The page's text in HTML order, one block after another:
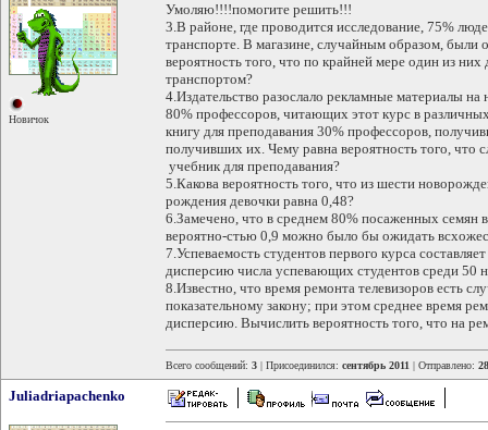
Новичок
Умоляю!!!!помогите решить!!!
3.В районе, где проводится исследование, 75%
транспорте. В магазине, случайным образом, были
вероятность того, что по крайней мере один из
транспортом?
4.Издательство разослало рекламные материалы
80% профессоров, читающих этот курс в
книгу для преподавания 30% профессоров,
получивших их. Чему равна вероятность того, что
учебник для преподавания?
5.Какова вероятность того, что из шести
рождения девочки равна 0,48?
6.Замечено, что в среднем 80% посаженных семян
вероятно-стью 0,9 можно было бы ожидать
7.Успеваемость студентов первого курса
дисперсию числа успевающих студентов среди 50
8.Известно, что время ремонта телевизоров есть
показательному закону; при этом среднее время
дисперсию. Вычислить вероятность того, что на
Всего сообщений: 3 | Присоединился: сентябрь 2011 | Отправлено:
Juliadriapachenko